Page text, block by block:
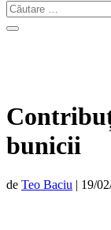
bunicii
de Teo Baciu | 19/